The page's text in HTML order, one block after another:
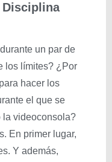
Disciplina
un par de
los límites? ¿Por
hacer los
el que se
la videoconsola?
En primer lugar,
Y además,